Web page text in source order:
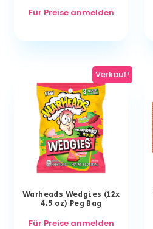
Für Preise anmelden
Verkauf!
Warheads Wedgies (12x
4.5 oz) Peg Bag
Für Preise anmelden